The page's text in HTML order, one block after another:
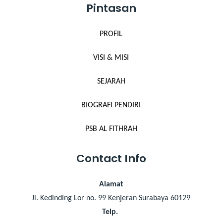
Pintasan
PROFIL
VISI & MISI
SEJARAH
BIOGRAFI PENDIRI
PSB AL FITHRAH
Contact Info
Alamat
Jl. Kedinding Lor no. 99 Kenjeran Surabaya 60129
Telp.